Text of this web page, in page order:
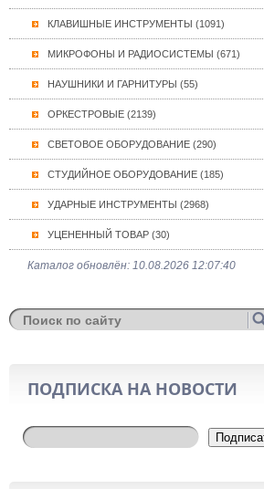
КЛАВИШНЫЕ ИНСТРУМЕНТЫ (1091)
МИКРОФОНЫ И РАДИОСИСТЕМЫ (671)
НАУШНИКИ И ГАРНИТУРЫ (55)
ОРКЕСТРОВЫЕ (2139)
СВЕТОВОЕ ОБОРУДОВАНИЕ (290)
СТУДИЙНОЕ ОБОРУДОВАНИЕ (185)
УДАРНЫЕ ИНСТРУМЕНТЫ (2968)
УЦЕНЕННЫЙ ТОВАР (30)
Каталог обновлён: 10.08.2026 12:07:40
ПОДПИСКА НА НОВОСТИ